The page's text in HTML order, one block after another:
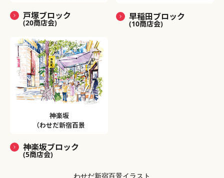
戸塚ブロック
(20商店会)
早稲田ブロック
(10商店会)
神楽坂
（わせだ新宿百景
神楽坂ブロック
(5商店会)
わせだ新宿百景イラスト